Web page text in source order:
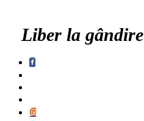
Liber la gândire